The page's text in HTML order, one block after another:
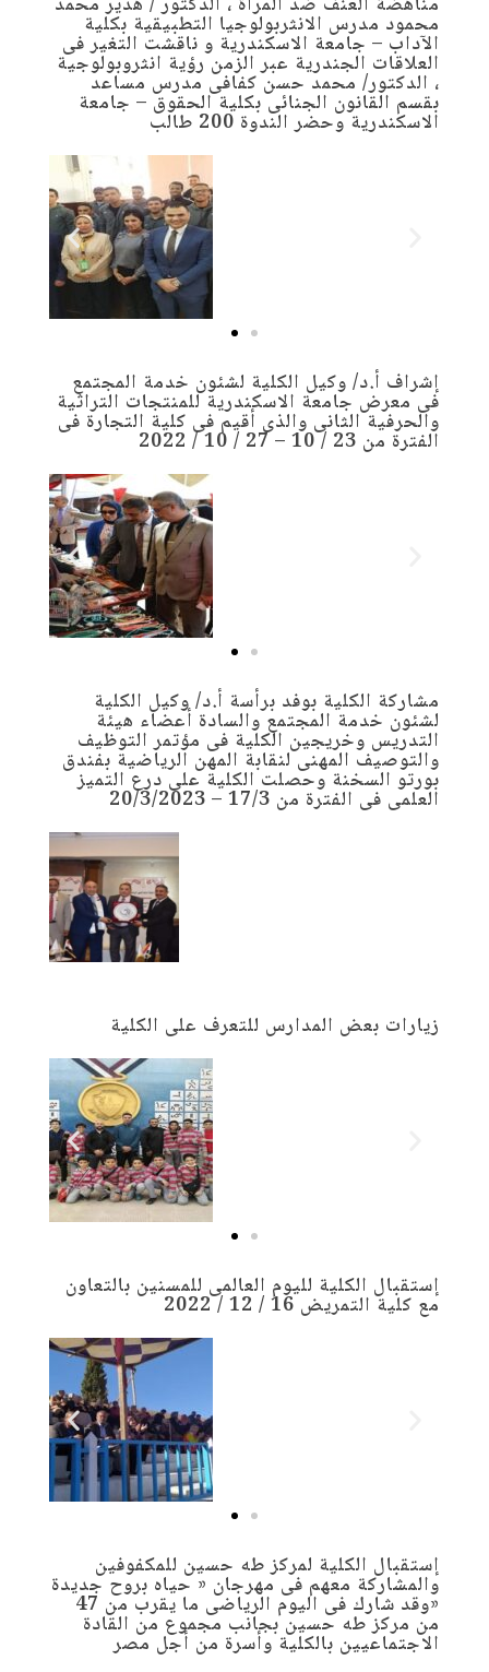
محمود مدرس الانثربولوجيا التطبيقية بكلية
الآداب – جامعة الاسكندرية و ناقشت التغير فى
العلاقات الجندرية عبر الزمن رؤية انثروبولوجية
، الدكتور/ محمد حسن كفافى مدرس مساعد
بقسم القانون الجنائى بكلية الحقوق – جامعة
الاسكندرية وحضر الندوة 200 طالب
إشراف أ.د/ وكيل الكلية لشئون خدمة المجتمع
فى معرض جامعة الاسكندرية للمنتجات التراثية
والحرفية الثانى والذى أقيم فى كلية التجارة فى
الفترة من 23 / 10 – 27 / 10 / 2022
مشاركة الكلية بوفد برأسة أ.د/ وكيل الكلية
لشئون خدمة المجتمع والسادة أعضاء هيئة
التدريس وخريجين الكلية فى مؤتمر التوظيف
والتوصيف المهنى لنقابة المهن الرياضية بفندق
بورتو السخنة وحصلت الكلية على درع التميز
العلمى فى الفترة من 17/3 – 20/3/2023
زيارات بعض المدارس للتعرف على الكلية
إستقبال الكلية لليوم العالمى للمسنين بالتعاون
مع كلية التمريض 16 / 12 / 2022
إستقبال الكلية لمركز طه حسين للمكفوفين
والمشاركة معهم فى مهرجان « حياه بروح جديدة
«وقد شارك فى اليوم الرياضى ما يقرب من 47
من مركز طه حسين بجانب مجموع من القادة
الاجتماعيين بالكلية وأسرة من أجل مصر